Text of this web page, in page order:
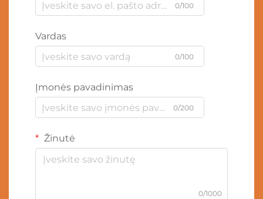
0/100
Vardas
0/100
Įmonės pavadinimas
0/200
Žinutė
0/1000